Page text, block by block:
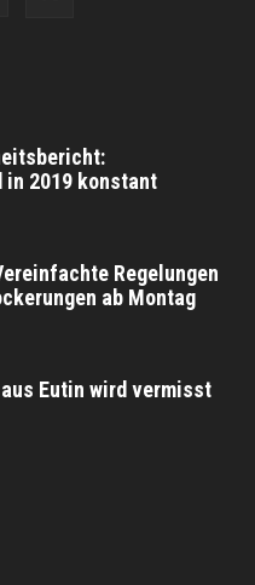
in 2019 konstant
Regelungen
ab Montag
Eutin wird vermisst